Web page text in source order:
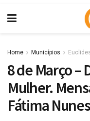
Home Municípios
8 de Março –
Mulher.
Fátima Nunes